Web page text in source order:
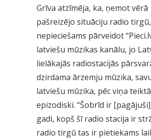
Grīva atzīmēja, ka, ņemot vērā
pašreizējo situāciju radio
nepieciešams pārveidot
latviešu mūzikas kanālu, jo
lielākajās radiostacijās
dzirdama ārzemju mūzika,
latviešu mūzika, pēc viņa
epizodiski. “Šobrīd ir
gadi, kopš šī radio stacija ir
radio tirgū tas ir pietiekams